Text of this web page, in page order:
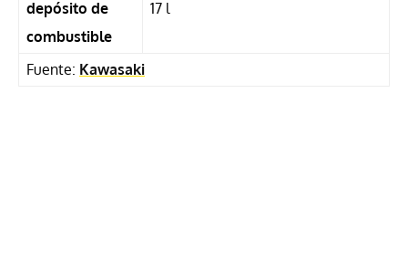
depósito de
combustible
17 l
Fuente: Kawasaki